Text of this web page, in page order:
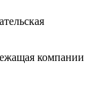
компании